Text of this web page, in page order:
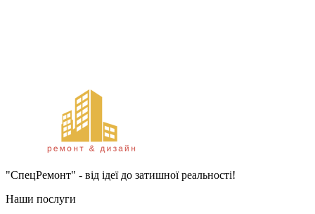
"СпецРемонт" - від ідеї до затишної реальності!
Наши послуги